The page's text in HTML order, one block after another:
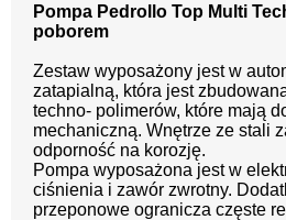
Pompa Pedrollo Top Multi
poborem
Zestaw wyposażony jest w
zatapialną, która jest
techno- polimerów, które mają
mechaniczną. Wnętrze ze stali
odporność na korozję.
Pompa wyposażona jest w
ciśnienia i zawór zwrotny.
przeponowe ogranicza częste